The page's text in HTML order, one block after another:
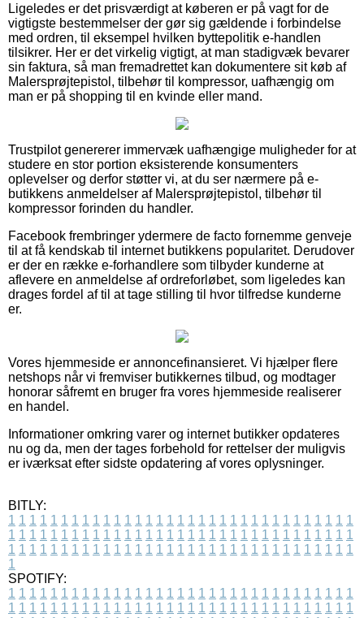
Ligeledes er det prisværdigt at køberen er på vagt for de
vigtigste bestemmelser der gør sig gældende i forbindelse
med ordren, til eksempel hvilken byttepolitik e-handlen
tilsikrer. Her er det virkelig vigtigt, at man stadigvæk bevarer
sin faktura, så man fremadrettet kan dokumentere sit køb af
Malersprøjtepistol, tilbehør til kompressor, uafhængig om
man er på shopping til en kvinde eller mand.
Trustpilot genererer immervæk uafhængige muligheder for at
studere en stor portion eksisterende konsumenters
oplevelser og derfor støtter vi, at du ser nærmere på e-
butikkens anmeldelser af Malersprøjtepistol, tilbehør til
kompressor forinden du handler.
Facebook frembringer ydermere de facto fornemme genveje
til at få kendskab til internet butikkens popularitet. Derudover
er der en række e-forhandlere som tilbyder kunderne at
aflevere en anmeldelse af ordreforløbet, som ligeledes kan
drages fordel af til at tage stilling til hvor tilfredse kunderne
er.
Vores hjemmeside er annoncefinansieret. Vi hjælper flere
netshops når vi fremviser butikkernes tilbud, og modtager
honorar såfremt en bruger fra vores hjemmeside realiserer
en handel.
Informationer omkring varer og internet butikker opdateres
nu og da, men der tages forbehold for rettelser der muligvis
er iværksat efter sidste opdatering af vores oplysninger.
BITLY:
1 1 1 1 1 1 1 1 1 1 1 1 1 1 1 1 1 1 1 1 1 1 1 1 1 1 1 1 1 1 1 1 1
1 1 1 1 1 1 1 1 1 1 1 1 1 1 1 1 1 1 1 1 1 1 1 1 1 1 1 1 1 1 1 1 1
1 1 1 1 1 1 1 1 1 1 1 1 1 1 1 1 1 1 1 1 1 1 1 1 1 1 1 1 1 1 1 1 1
1
SPOTIFY:
1 1 1 1 1 1 1 1 1 1 1 1 1 1 1 1 1 1 1 1 1 1 1 1 1 1 1 1 1 1 1 1 1
1 1 1 1 1 1 1 1 1 1 1 1 1 1 1 1 1 1 1 1 1 1 1 1 1 1 1 1 1 1 1 1 1